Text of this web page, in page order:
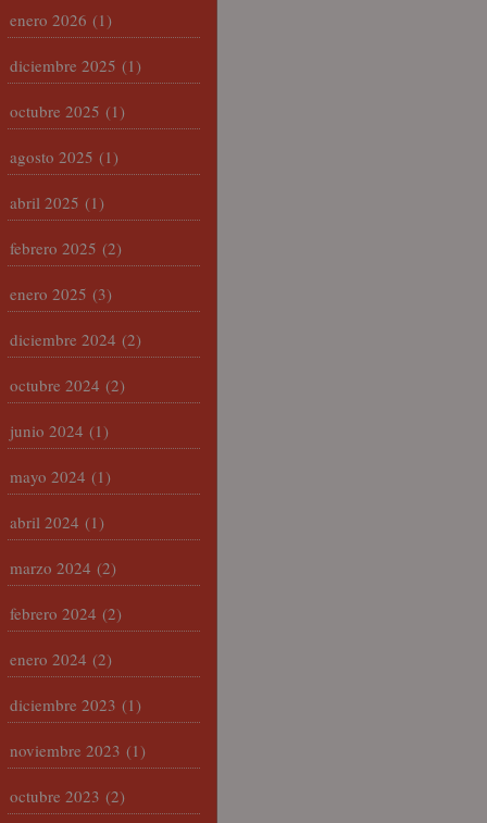
enero 2026 (1)
diciembre 2025 (1)
octubre 2025 (1)
agosto 2025 (1)
abril 2025 (1)
febrero 2025 (2)
enero 2025 (3)
diciembre 2024 (2)
octubre 2024 (2)
junio 2024 (1)
mayo 2024 (1)
abril 2024 (1)
marzo 2024 (2)
febrero 2024 (2)
enero 2024 (2)
diciembre 2023 (1)
noviembre 2023 (1)
octubre 2023 (2)